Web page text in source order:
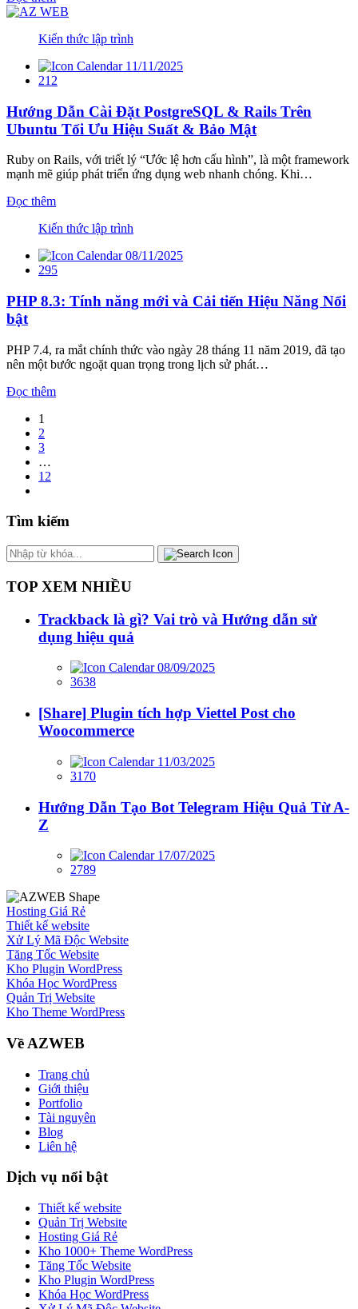
Kiến thức lập trình
11/11/2025
212
Hướng Dẫn Cài Đặt PostgreSQL & Rails Trên
Ubuntu Tối Ưu Hiệu Suất & Bảo Mật
Ruby on Rails, với triết lý “Ước lệ hơn cấu hình”, là một framework
mạnh mẽ giúp phát triển ứng dụng web nhanh chóng. Khi…
Đọc thêm
Kiến thức lập trình
08/11/2025
295
PHP 8.3: Tính năng mới và Cải tiến Hiệu Năng Nổi
bật
PHP 7.4, ra mắt chính thức vào ngày 28 tháng 11 năm 2019, đã tạo
nên một bước ngoặt quan trọng trong lịch sử phát…
Đọc thêm
1
2
3
…
12
Tìm kiếm
TOP XEM NHIỀU
Trackback là gì? Vai trò và Hướng dẫn sử
dụng hiệu quả
08/09/2025
3638
[Share] Plugin tích hợp Viettel Post cho
Woocommerce
11/03/2025
3170
Hướng Dẫn Tạo Bot Telegram Hiệu Quả Từ A-
Z
17/07/2025
2789
Hosting Giá Rẻ
Thiết kế website
Xử Lý Mã Độc Website
Tăng Tốc Website
Kho Plugin WordPress
Khóa Học WordPress
Quản Trị Website
Kho Theme WordPress
Về AZWEB
Trang chủ
Giới thiệu
Portfolio
Tài nguyên
Blog
Liên hệ
Dịch vụ nổi bật
Thiết kế website
Quản Trị Website
Hosting Giá Rẻ
Kho 1000+ Theme WordPress
Tăng Tốc Website
Kho Plugin WordPress
Khóa Học WordPress